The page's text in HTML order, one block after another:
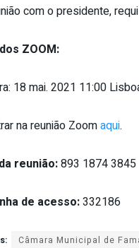
com o presidente,
ZOOM:
18 mai. 2021 11:00
na reunião Zoomaqui.
reunião:893 1874 3845
de acesso:332186
Câmara Municipal de